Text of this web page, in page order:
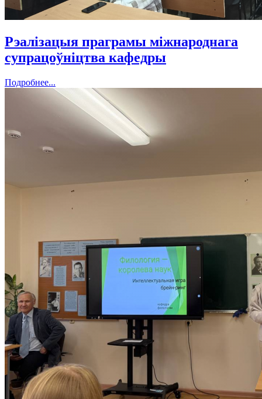
Рэалізацыя праграмы міжнароднага
супрацоўніцтва кафедры
Подробнее...